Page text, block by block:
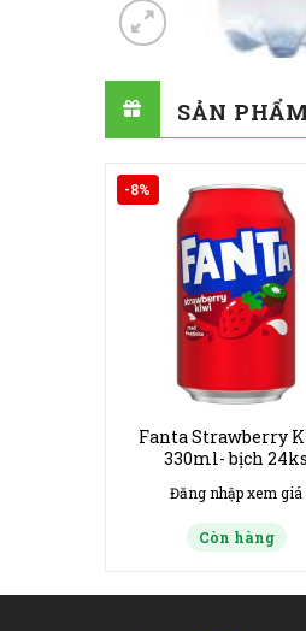
SẢN
-8%
Fanta Strawberry
330ml- bịch 24ks
Đăng nhập xem giá
Còn hàng